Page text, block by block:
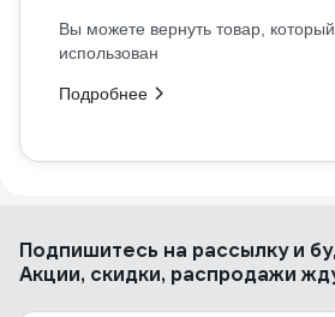
Вы можете вернуть товар,
использован
Подробнее
Подпишитесь на рассылкуи
Акции, скидки, распродажи